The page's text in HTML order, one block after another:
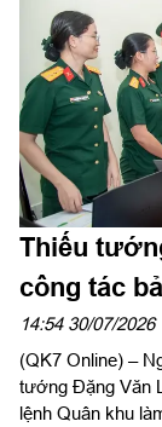
Thiếu
công tác
Trường
14:54 30/07/2026
(QK7 Online) –
tướng Đặng Văn
lệnh Quân khu